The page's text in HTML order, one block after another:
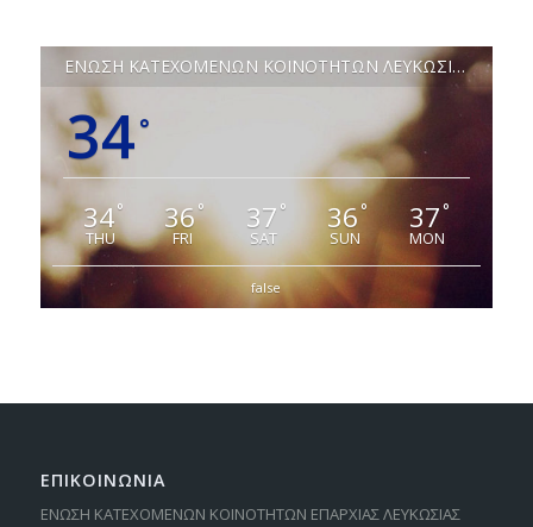
ΕΝΩΣΗ ΚΑΤΕΧΟΜΕΝΩΝ ΚΟΙΝΟΤΗΤΩΝ ΛΕΥΚΩΣΙΑΣ
34°
34°
THU
36°
FRI
37 °
SAT
36 °
SUN
37°
MON
false
ΕΠΙΚΟΙΝΩΝΙΑ
ΕΝΩΣΗ ΚΑΤΕΧΟΜΕΝΩΝ ΚΟΙΝΟΤΗΤΩΝ ΕΠΑΡΧΙΑΣ ΛΕΥΚΩΣΙΑΣ